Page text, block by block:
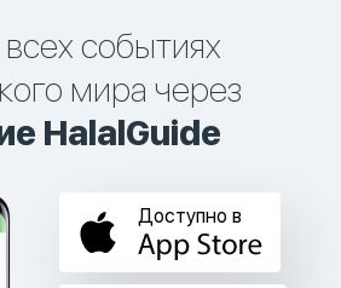
событиях
мира через
HalalGuide
Доступно в